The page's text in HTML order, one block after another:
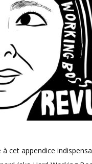
cet appendice